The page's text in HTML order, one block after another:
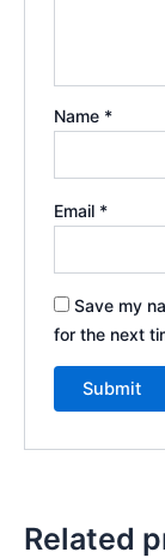
Name *
Email *
Save my
for the next
Related